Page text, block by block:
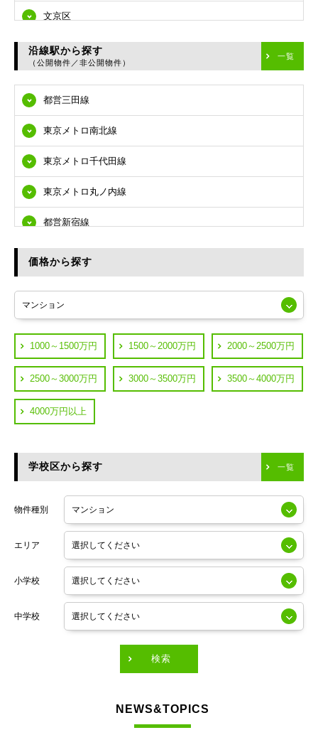
文京区
台東区
江東区
品川区
目黒区
大田区
世田谷区
渋谷区
練馬区
葛飾区
横浜市鶴見区
横浜市神奈川区
川崎市川崎区
川崎市中原区
川崎市高津区
沿線駅から探す
（公開物件／非公開物件）
一覧
都営三田線
東京メトロ南北線
東京メトロ千代田線
東京メトロ丸ノ内線
都営新宿線
都営浅草線
JR中央線
JR中央・総武線
東京メトロ日比谷線
小田急線
東京メトロ半蔵門線
東京メトロ副都心線
東京メトロ有楽町線
価格から探す
1000～1500万円 1500～2000万円 2000～2500万円
2500～3000万円 3000～3500万円 3500～4000万円
4000万円以上
学校区から探す 一覧
物件種別
エリア
小学校
中学校
検索
NEWS&TOPICS